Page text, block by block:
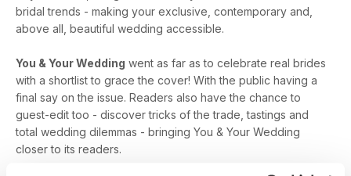
bridal trends - making your exclusive, contemporary and,
above all, beautiful wedding accessible.
You & Your Wedding went as far as to celebrate real brides
with a shortlist to grace the cover! With the public having a
final say on the issue. Readers also have the chance to
guest-edit too - discover tricks of the trade, tastings and
total wedding dilemmas - bringing You & Your Wedding
closer to its readers.